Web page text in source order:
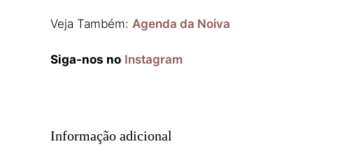
Veja Também: Agenda da Noiva
Siga-nos no Instagram
Informação adicional